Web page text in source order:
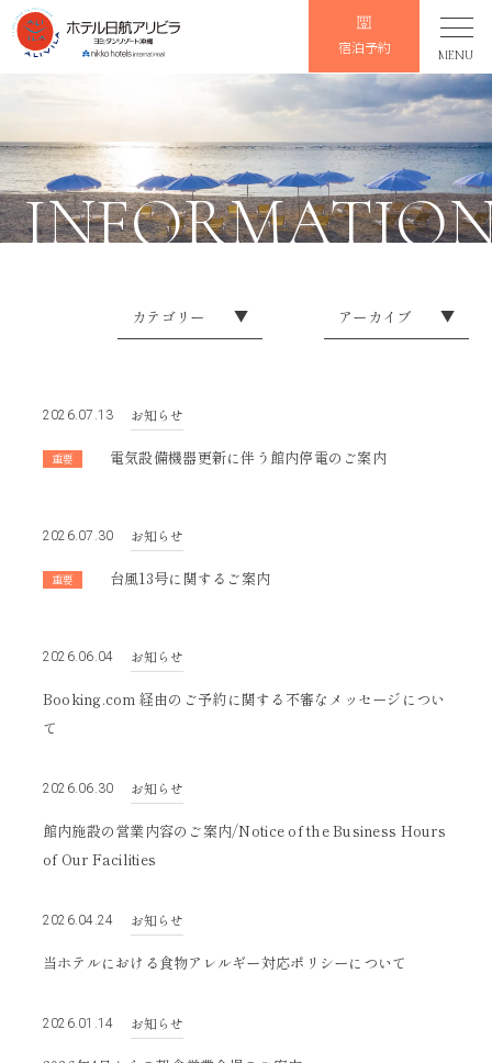
宿泊予約 MENU
カテゴリー ▼
会員限定
アーカイブ ▼
2023
2026.07.13 お知らせ
重要 電気設備機器更新に伴う館内停電のご案内
2026.07.30 お知らせ
重要 台風13号に関するご案内
2026.06.04 お知らせ
Booking.com 経由のご予約に関する不審なメッセージについ
て
2026.06.30 お知らせ
館内施設の営業内容のご案内/Notice of the Business Hours
of Our Facilities
2026.04.24 お知らせ
当ホテルにおける食物アレルギー対応ポリシーについて
2026.01.14 お知らせ